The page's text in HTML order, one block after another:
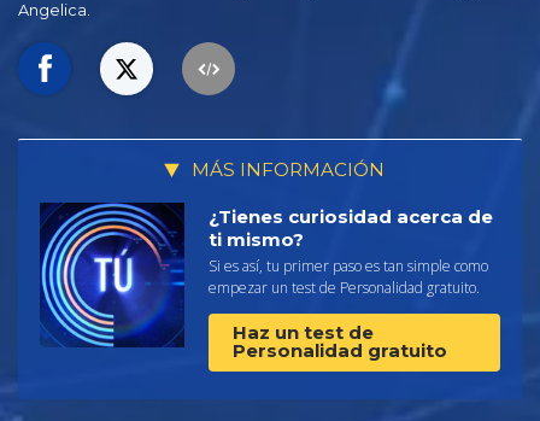
Angelica.
MÁS INFORMACIÓN
¿Tienes curiosidad acerca de
ti mismo?
Si es así, tu primer paso es tan simple como
empezar un test de Personalidad gratuito.
Haz un test de
Personalidad gratuito